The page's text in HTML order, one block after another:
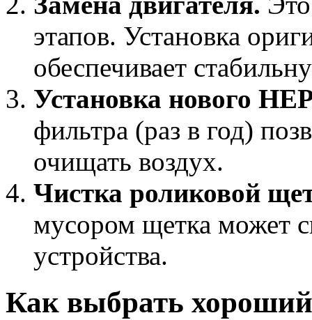
этапов. Установка
обеспечивает
Установка нового
фильтра (раз в год)
очищать воздух.
Чистка роликовой
мусором щетка может
устройства.
Как выбрать